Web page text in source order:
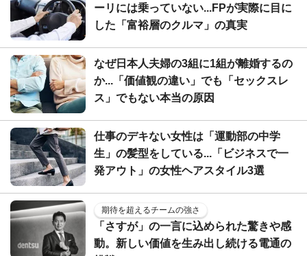
ーリには乗っていない...FPが実際に目に
した「富裕層のクルマ」の真実
なぜ日本人夫婦の3組に1組が離婚するの
か...「価値観の違い」でも「セックスレ
ス」でもない本当の原因
仕事のデキない女性は「運動部の中学
生」の髪型をしている...「ビジネスで一
発アウト」の女性ヘアスタイル3選
期待を超えるチームの強さ
「さすが」の一言に込められた驚きや感
動。新しい価値を生み出し続ける電通の